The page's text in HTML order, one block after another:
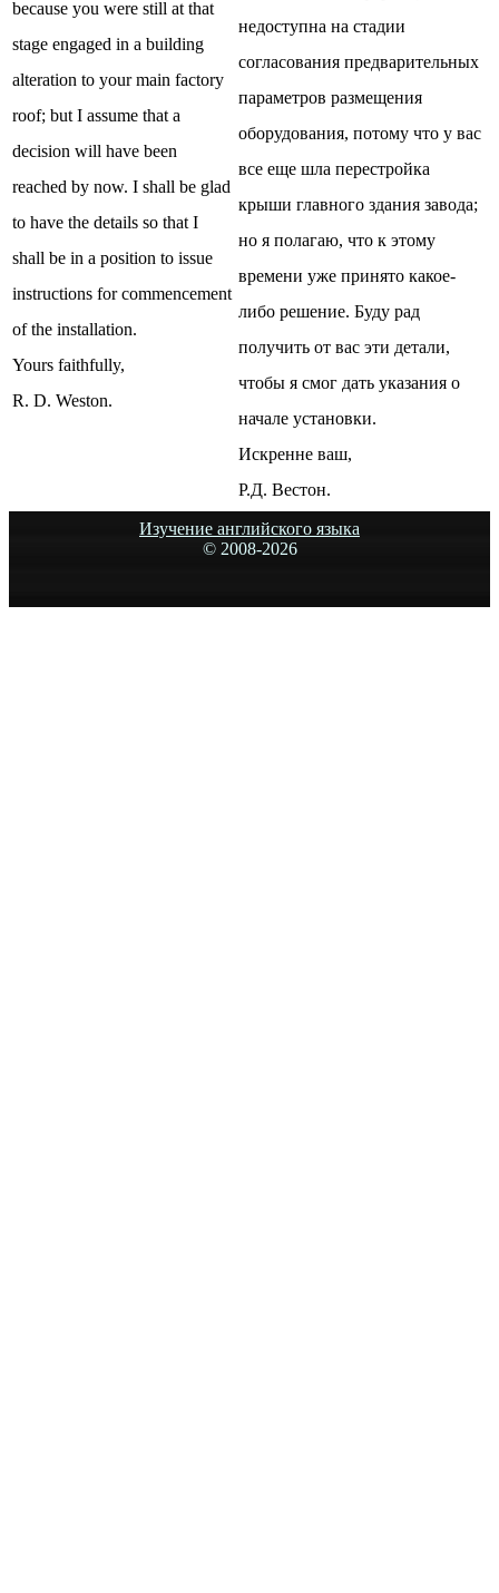
because you were still at that
stage engaged in a building
alteration to your main factory
roof; but I assume that a
decision will have been
reached by now. I shall be glad
to have the details so that I
shall be in a position to issue
instructions for commencement
of the installation.
Yours faithfully,
R. D. Weston.
недоступна на стадии
согласования предварительных
параметров размещения
оборудования, потому что у вас
все еще шла перестройка
крыши главного здания завода;
но я полагаю, что к этому
времени уже принято какое-
либо решение. Буду рад
получить от вас эти детали,
чтобы я смог дать указания о
начале установки.
Искренне ваш,
Р.Д. Вестон.
Изучение английского языка
© 2008-2026